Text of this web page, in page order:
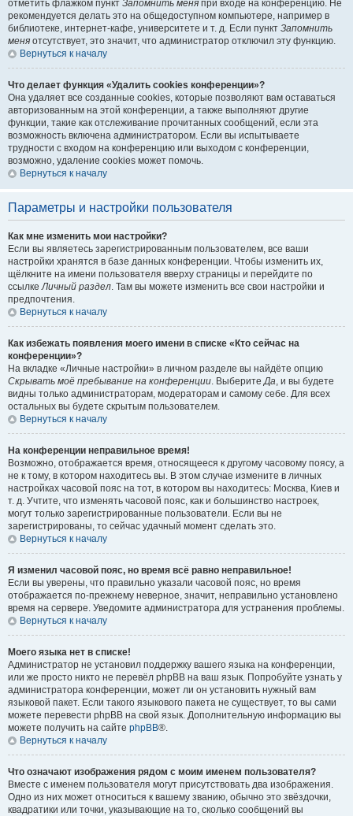
отметить флажком пункт Запомнить меня при входе на конференцию. Не
рекомендуется делать это на общедоступном компьютере, например в
библиотеке, интернет-кафе, университете и т. д. Если пункт Запомнить
меня отсутствует, это значит, что администратор отключил эту функцию.
Вернуться к началу
Что делает функция «Удалить cookies конференции»?
Она удаляет все созданные cookies, которые позволяют вам оставаться
авторизованным на этой конференции, а также выполняют другие
функции, такие как отслеживание прочитанных сообщений, если эта
возможность включена администратором. Если вы испытываете
трудности с входом на конференцию или выходом с конференции,
возможно, удаление cookies может помочь.
Вернуться к началу
Параметры и настройки пользователя
Как мне изменить мои настройки?
Если вы являетесь зарегистрированным пользователем, все ваши
настройки хранятся в базе данных конференции. Чтобы изменить их,
щёлкните на имени пользователя вверху страницы и перейдите по
ссылкеЛичный раздел. Там вы можете изменить все свои настройки и
предпочтения.
Вернуться к началу
Как избежать появления моего имени в списке «Кто сейчас на
конференции»?
На вкладке «Личные настройки» в личном разделе вы найдёте опцию
Скрывать моё пребывание на конференции. ВыберитеДа, и вы будете
видны только администраторам, модераторам и самому себе. Для всех
остальных вы будете скрытым пользователем.
Вернуться к началу
На конференции неправильное время!
Возможно, отображается время, относящееся к другому часовому поясу, а
не к тому, в котором находитесь вы. В этом случае измените в личных
настройках часовой пояс на тот, в котором вы находитесь: Москва, Киев и
т. д. Учтите, что изменять часовой пояс, как и большинство настроек,
могут только зарегистрированные пользователи. Если вы не
зарегистрированы, то сейчас удачный момент сделать это.
Вернуться к началу
Я изменил часовой пояс, но время всё равно неправильное!
Если вы уверены, что правильно указали часовой пояс, но время
отображается по-прежнему неверное, значит, неправильно установлено
время на сервере. Уведомите администратора для устранения проблемы.
Вернуться к началу
Моего языка нет в списке!
Администратор не установил поддержку вашего языка на конференции,
или же просто никто не перевёл phpBB на ваш язык. Попробуйте узнать у
администратора конференции, может ли он установить нужный вам
языковой пакет. Если такого языкового пакета не существует, то вы сами
можете перевести phpBB на свой язык. Дополнительную информацию вы
можете получить на сайте phpBB®.
Вернуться к началу
Что означают изображения рядом с моим именем пользователя?
Вместе с именем пользователя могут присутствовать два изображения.
Одно из них может относиться к вашему званию, обычно это звёздочки,
квадратики или точки, указывающие на то, сколько сообщений вы